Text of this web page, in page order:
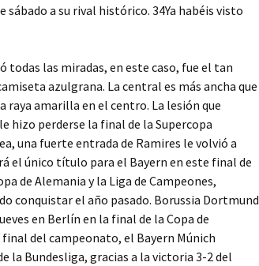
a su rival histórico. 34Ya habéis visto
todas las miradas, en este caso, fue el tan
azulgrana. La central es más ancha que
raya amarilla en el centro. La lesión que
hizo perderse la final de la Supercopa
una fuerte entrada de Ramires le volvió a
el único título para el Bayern en este final de
de Alemania y la Liga de Campeones,
conquistar el año pasado. Borussia Dortmund
en Berlín en la final de la Copa de
del campeonato, el Bayern Múnich
la Bundesliga, gracias a la victoria 3-2 del